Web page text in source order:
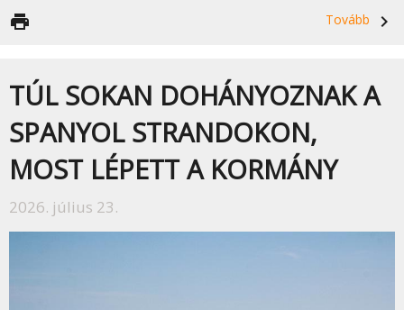
Tovább
navigate_next
print
TÚL SOKAN DOHÁNYOZNAK A
SPANYOL STRANDOKON,
MOST LÉPETT A KORMÁNY
2026. július 23.